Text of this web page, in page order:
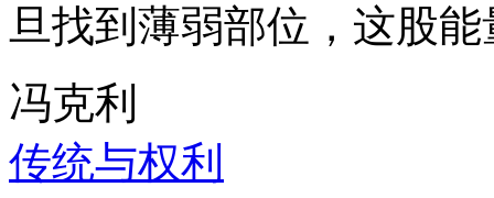
旦找到薄弱部位，这股
冯克利
传统与权利